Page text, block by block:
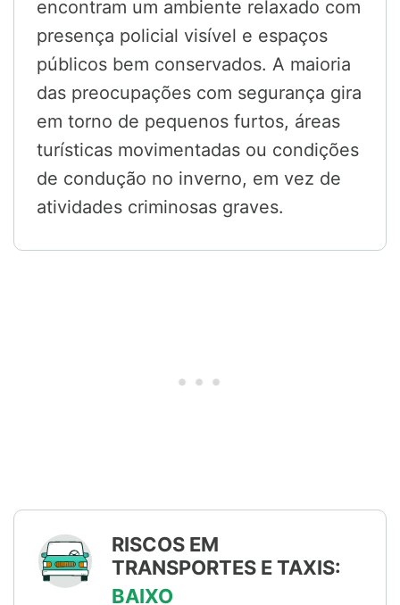
encontram um ambiente relaxado com
presença policial visível e espaços
públicos bem conservados. A maioria
das preocupações com segurança gira
em torno de pequenos furtos, áreas
turísticas movimentadas ou condições
de condução no inverno, em vez de
atividades criminosas graves.
RISCOS EM
TRANSPORTES E TAXIS:
BAIXO